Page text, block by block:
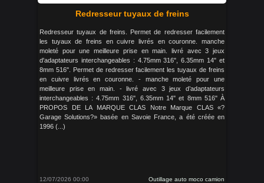
Redresseur tuyaux de freins
Redresseur tuyaux de freins. Permet de redresser facilement
les tuyaux de freins en cuivre livrés en couronne. manche
moleté pour une meilleure prise en main. livré avec 3 jeux
d'adaptateurs interchangeables : 4.75mm 316", 6.35mm 14" et
8mm 516". Permet de redresser facilement les tuyaux de freins
en cuivre livrés en couronne. - manche moleté pour une
meilleure prise en main. - livré avec 3 jeux d’adaptateurs
interchangeables : 4.75mm 316", 6.35mm 14" et 8mm 516" À
PROPOS DE LA MARQUE CLAS Notre Marque CLAS «?
Garage Solutions?» basée en Savoie France, a été créée en
1996 (...)
12/07/2026 00:00 Outillage auto moco camion